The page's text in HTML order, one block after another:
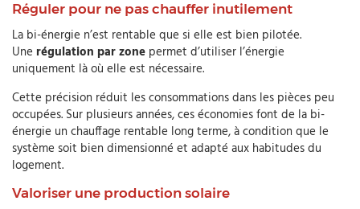
Réguler pour ne pas chauffer inutilement
La bi-énergie n’est rentable que si elle est bien pilotée.
Une régulation par zone permet d’utiliser l’énergie
uniquement là où elle est nécessaire.
Cette précision réduit les consommations dans les pièces peu
occupées. Sur plusieurs années, ces économies font de la bi-
énergie un chauffage rentable long terme, à condition que le
système soit bien dimensionné et adapté aux habitudes du
logement.
Valoriser une production solaire